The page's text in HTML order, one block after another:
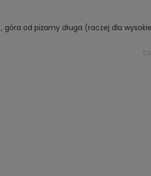
góra od piżamy długa (raczej dla